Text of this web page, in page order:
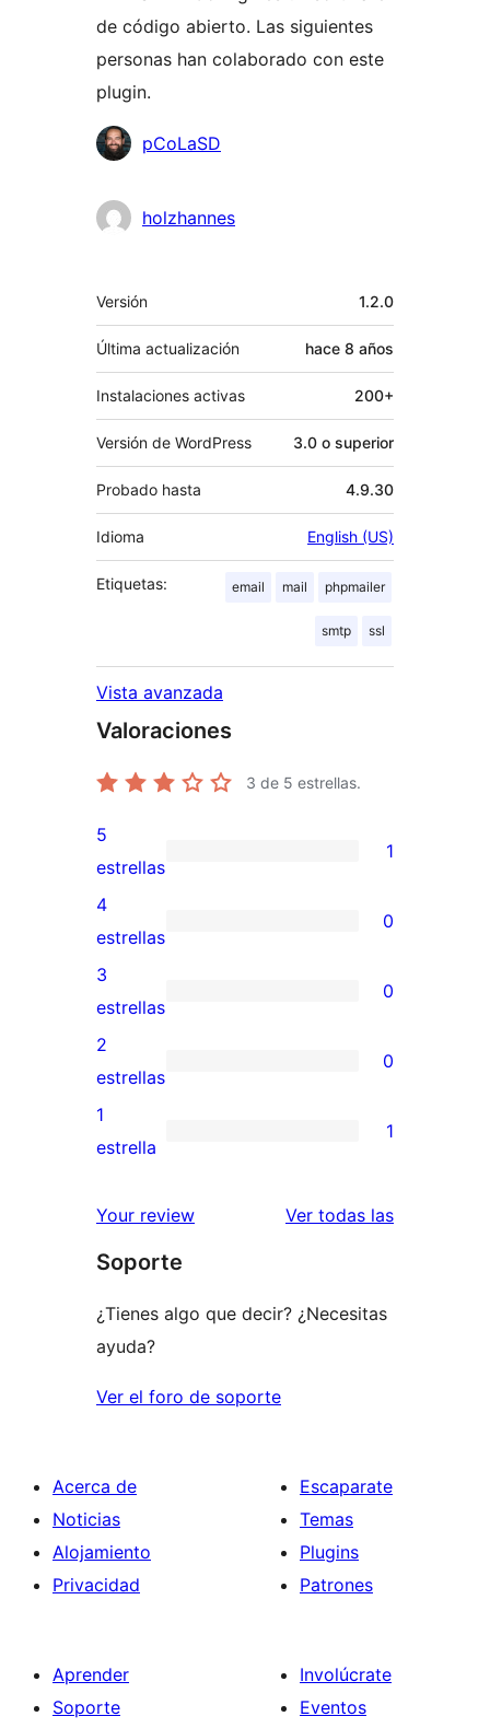
de código abierto. Las siguientes
personas han colaborado con este
plugin.
Colaboradores
pCoLaSD
holzhannes
Meta
Versión 1.2.0
Última actualización hace 8 años
Instalaciones activas 200+
Versión de WordPress 3.0 o superior
Probado hasta 4.9.30
Idioma English (US)
Etiquetas: email mail phpmailer
smtp ssl
Vista avanzada
Valoraciones
3 de 5 estrellas.
1
valoración
de
5
estrellas
5
estrellas
1
0
valoraciones
de
4
estrellas
4
estrellas
0
0
valoraciones
de
3
estrellas
3
estrellas
0
0
valoraciones
de
estrellas
2
estrellas
0
1
de
estrellas
1
estrella
1
Your review Ver todas las
Soporte
¿Tienes algo que decir? ¿Necesitas
ayuda?
Ver el foro de soporte
Acerca de
Noticias
Alojamiento
Privacidad
Escaparate
Temas
Plugins
Patrones
Aprender
Soporte
Involúcrate
Eventos